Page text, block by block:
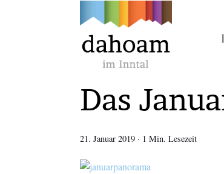
Das
21. Januar 2019 · 1 Min. Lesezeit